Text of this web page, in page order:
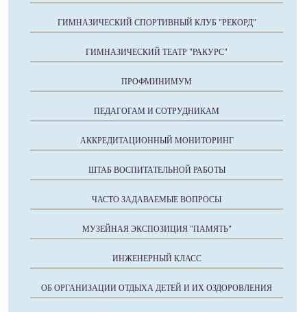
ГИМНАЗИЧЕСКИЙ СПОРТИВНЫЙ КЛУБ "РЕКОРД"
ГИМНАЗИЧЕСКИЙ ТЕАТР "РАКУРС"
ПРОФМИНИМУМ
ПЕДАГОГАМ И СОТРУДНИКАМ
АККРЕДИТАЦИОННЫЙ МОНИТОРИНГ
ШТАБ ВОСПИТАТЕЛЬНОЙ РАБОТЫ
ЧАСТО ЗАДАВАЕМЫЕ ВОПРОСЫ
МУЗЕЙНАЯ ЭКСПОЗИЦИЯ "ПАМЯТЬ"
ИНЖЕНЕРНЫЙ КЛАСС
ОБ ОРГАНИЗАЦИИ ОТДЫХА ДЕТЕЙ И ИХ ОЗДОРОВЛЕНИЯ